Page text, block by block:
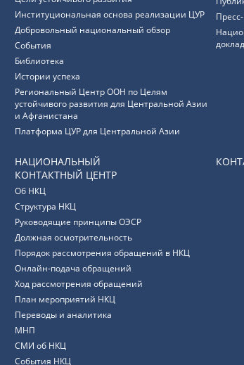
Институциональная основа реализации ЦУР
Добровольный национальный обзор
События
Библиотека
Истории успеха
Региональный Центр ООН по Целям
устойчивого развития для Центральной Азии
и Афганистана
Платформа ЦУР для Центральной Азии
НАЦИОНАЛЬНЫЙ
КОНТАКТНЫЙ ЦЕНТР
Об НКЦ
Структура НКЦ
Руководящие принципы ОЭСР
Должная осмотрительность
Порядок рассмотрения обращений в НКЦ
Онлайн-подача обращений
Ход рассмотрения обращений
План мероприятий НКЦ
Переводы и аналитика
МНП
СМИ об НКЦ
События НКЦ